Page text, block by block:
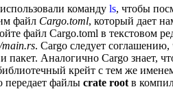
команду ls, чтобы
файл Cargo.toml, который дает
файл Cargo.toml в текстовом
main.rs. Cargo следует соглашению,
пакет. Аналогично Cargo знает,
крейт с тем же
передает файлы crate rootв